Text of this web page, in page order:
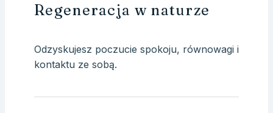
Regeneracja w naturze
Odzyskujesz poczucie spokoju, równowagi i
kontaktu ze sobą.